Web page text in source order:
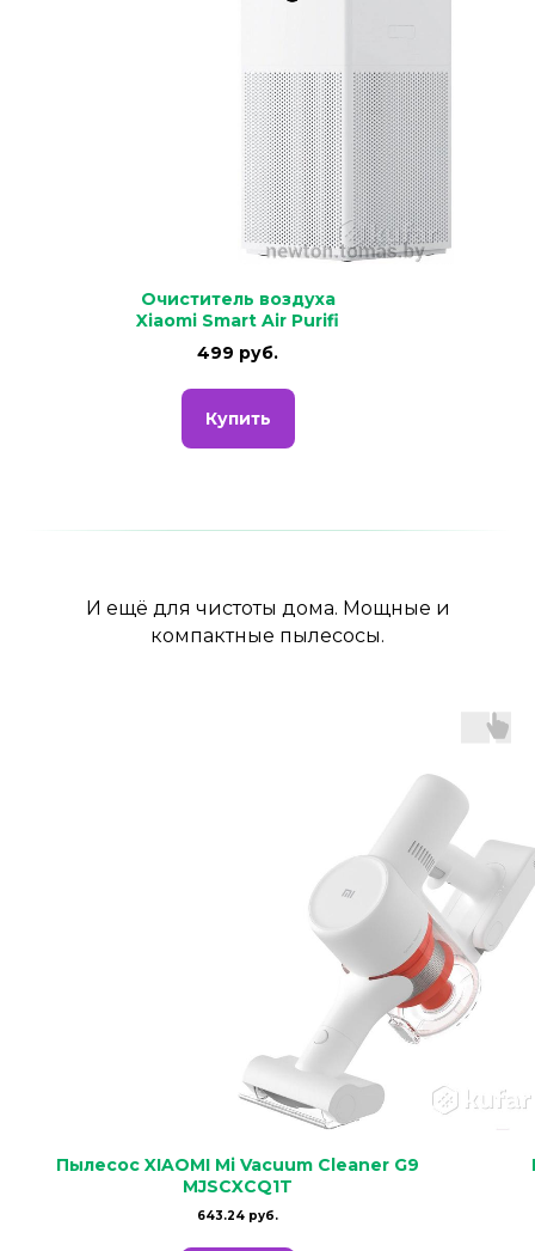
Очиститель воздуха
Xiaomi Smart Air Purifi
499 руб.
Купить
И ещё для чистоты дома. Мощные и
компактные пылесосы.
Пылесос XIAOMI Mi Vacuum Cleaner G9
MJSCXCQ1T
643.24 руб.